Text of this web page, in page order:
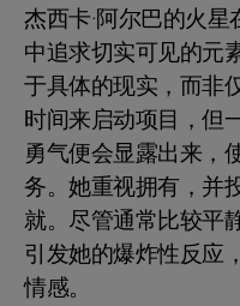
杰西卡·阿尔巴的火
中追求切实可见的元
于具体的现实，而非
时间来启动项目，但
勇气便会显露出来，
务。她重视拥有，并
就。尽管通常比较平
引发她的爆炸性反应
情感。